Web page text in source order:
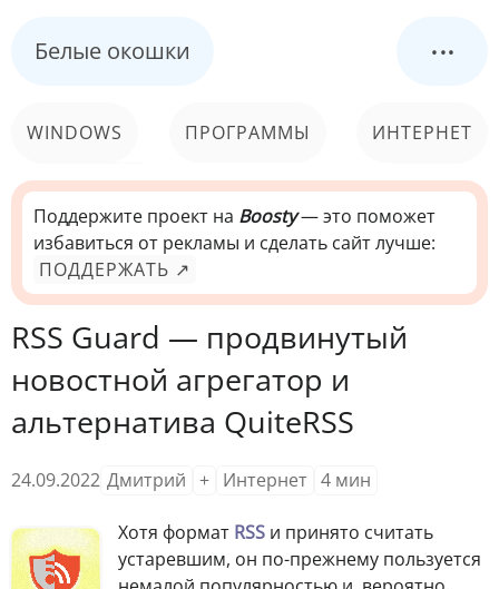
Белые окошки ...
WINDOWS ПРОГРАММЫ ИНТЕРНЕТ
КОМПЬЮТЕР
СИСТЕМА
Поддержите проект на Boosty— это поможет
избавиться от рекламы и сделать сайт лучше:
ПОДДЕРЖАТЬ ↗
RSS Guard — продвинутый
новостной агрегатор и
альтернатива QuiteRSS
24.09.2022 Дмитрий + Интернет 4 мин
Хотя формат RSS и принято считать
устаревшим, он по-прежнему пользуется